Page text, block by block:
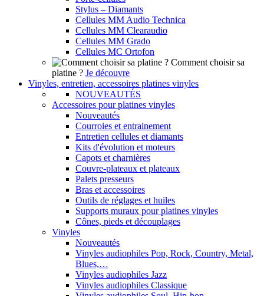
Stylus – Diamants
Cellules MM Audio Technica
Cellules MM Clearaudio
Cellules MM Grado
Cellules MC Ortofon
Comment choisir sa
platine ? Je découvre
Vinyles, entretien, accessoires platines vinyles
NOUVEAUTÉS
Accessoires pour platines vinyles
Nouveautés
Courroies et entrainement
Entretien cellules et diamants
Kits d'évolution et moteurs
Capots et charnières
Couvre-plateaux et plateaux
Palets presseurs
Bras et accessoires
Outils de réglages et huiles
Supports muraux pour platines vinyles
Cônes, pieds et découplages
Vinyles
Nouveautés
Vinyles audiophiles Pop, Rock, Country, Metal,
Blues,…
Vinyles audiophiles Jazz
Vinyles audiophiles Classique